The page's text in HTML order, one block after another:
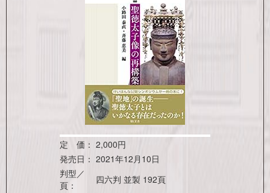
定 価： 2,000円
発売日： 2021年12月10日
判型／
頁：
四六判 並製 192頁